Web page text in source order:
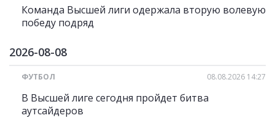
Команда Высшей лиги одержала вторую волевую
победу подряд
2026-08-08
ФУТБОЛ 08.08.2026 14:27
В Высшей лиге сегодня пройдет битва
аутсайдеров